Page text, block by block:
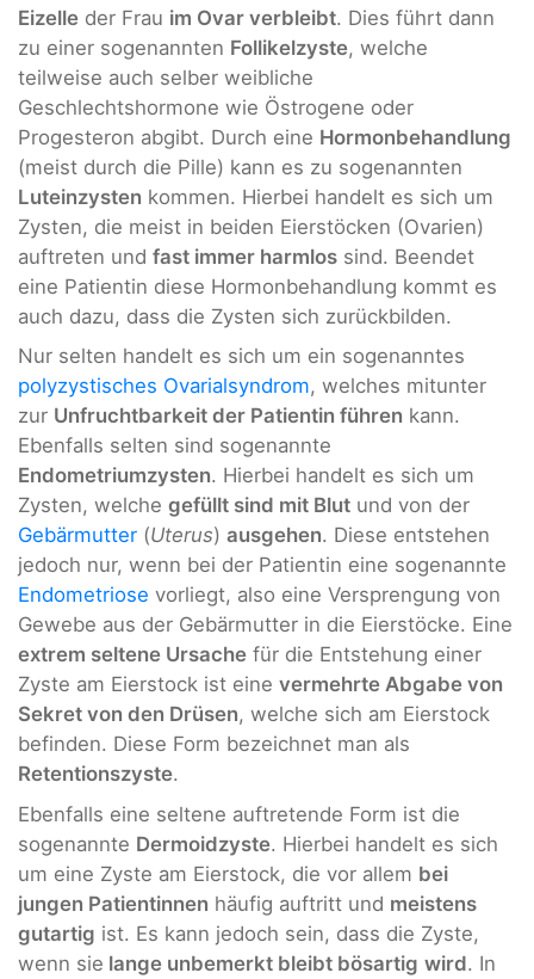
Eizelle der Frau im Ovar verbleibt. Dies führt dann
zu einer sogenannten Follikelzyste, welche
teilweise auch selber weibliche
Geschlechtshormone wie Östrogene oder
Progesteron abgibt. Durch eine Hormonbehandlung
(meist durch die Pille) kann es zu sogenannten
Luteinzysten kommen. Hierbei handelt es sich um
Zysten, die meist in beiden Eierstöcken (Ovarien)
auftreten und fast immer harmlos sind. Beendet
eine Patientin diese Hormonbehandlung kommt es
auch dazu, dass die Zysten sich zurückbilden.
Nur selten handelt es sich um ein sogenanntes
polyzystisches Ovarialsyndrom, welches mitunter
zur Unfruchtbarkeit der Patientin führen kann.
Ebenfalls selten sind sogenannte
Endometriumzysten. Hierbei handelt es sich um
Zysten, welche gefüllt sind mit Blut und von der
Gebärmutter (Uterus) ausgehen. Diese entstehen
jedoch nur, wenn bei der Patientin eine sogenannte
Endometriose vorliegt, also eine Versprengung von
Gewebe aus der Gebärmutter in die Eierstöcke. Eine
extrem seltene Ursache für die Entstehung einer
Zyste am Eierstock ist eine vermehrte Abgabe von
Sekret von den Drüsen, welche sich am Eierstock
befinden. Diese Form bezeichnet man als
Retentionszyste.
Ebenfalls eine seltene auftretende Form ist die
sogenannte Dermoidzyste. Hierbei handelt es sich
um eine Zyste am Eierstock, die vor allem bei
jungen Patientinnen häufig auftritt und meistens
gutartig ist. Es kann jedoch sein, dass die Zyste,
wenn sie lange unbemerkt bleibt bösartig wird. In